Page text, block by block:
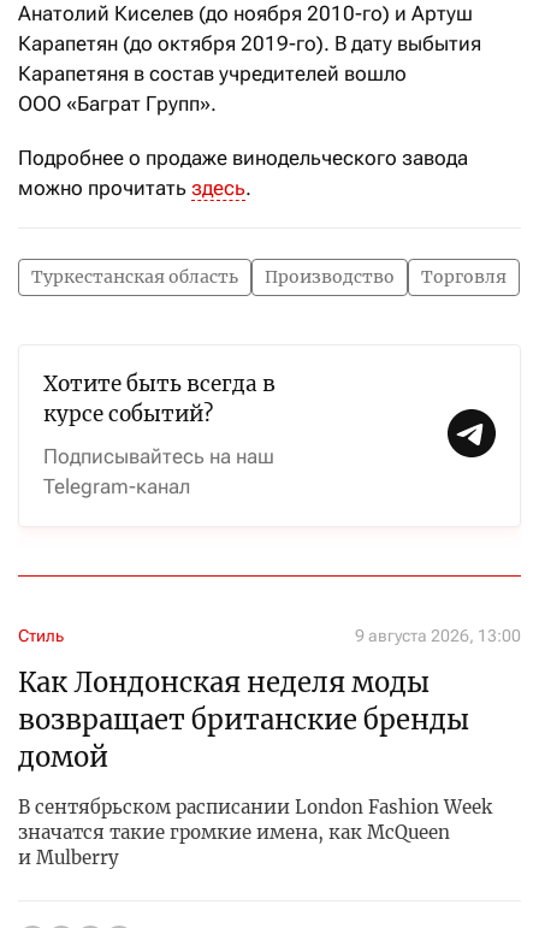
Анатолий Киселев (до ноября 2010-го) и Артуш
Карапетян (до октября 2019-го). В дату выбытия
Карапетяня в состав учредителей вошло
ООО «Баграт Групп».
Подробнее о продаже винодельческого завода
можно прочитать здесь.
Туркестанская область Производство Торговля
Хотите быть всегда в
курсе событий?
Подписывайтесь на наш
Telegram-канал
Стиль 9 августа 2026, 13:00
Как Лондонская неделя моды
возвращает британские бренды
домой
В сентябрьском расписании London Fashion Week
значатся такие громкие имена, как McQueen
и Mulberry